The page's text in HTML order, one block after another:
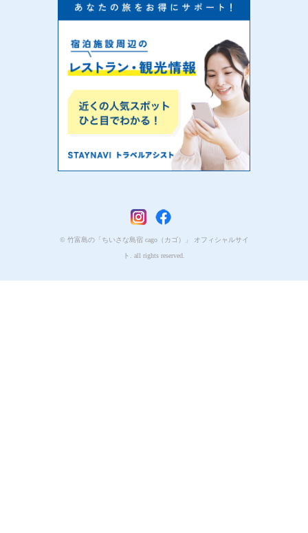
© 竹富島の「ちいさな島宿 cago（カゴ）」 オフィシャルサイ
ト. all rights reserved.